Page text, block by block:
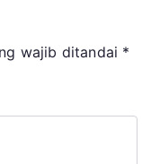
wajib ditandai *